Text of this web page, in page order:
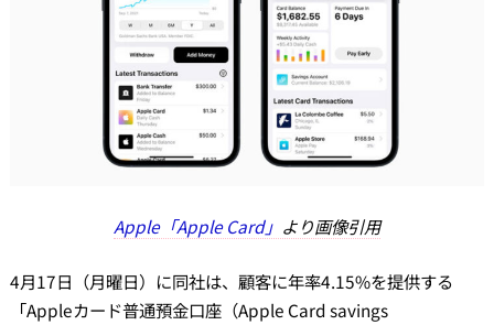
Apple「Apple Card」 より画像引用
4月17日（月曜日）に同社は、顧客に年率4.15%を提供する
「Appleカード普通預金口座（Apple Card savings